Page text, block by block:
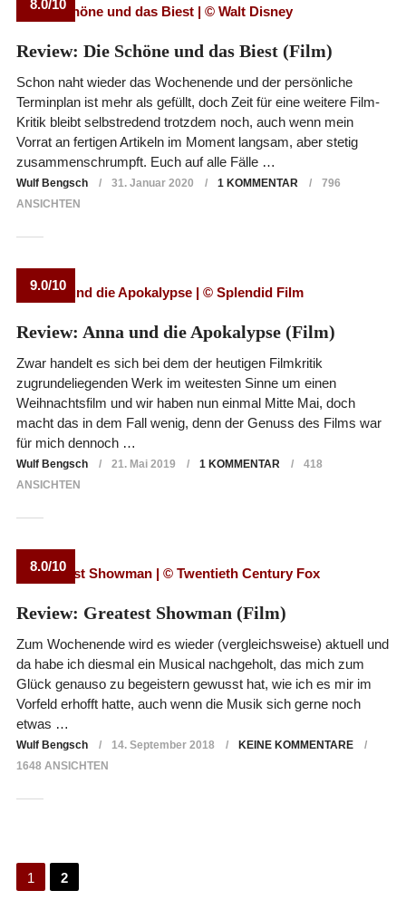
8.0/10
Review: Die Schöne und das Biest (Film)
Schon naht wieder das Wochenende und der persönliche
Terminplan ist mehr als gefüllt, doch Zeit für eine weitere Film-
Kritik bleibt selbstredend trotzdem noch, auch wenn mein
Vorrat an fertigen Artikeln im Moment langsam, aber stetig
zusammenschrumpft. Euch auf alle Fälle …
Wulf Bengsch 31. Januar 2020 1 KOMMENTAR
796
ANSICHTEN
9.0/10
Review: Anna und die Apokalypse (Film)
Zwar handelt es sich bei dem der heutigen Filmkritik
zugrundeliegenden Werk im weitesten Sinne um einen
Weihnachtsfilm und wir haben nun einmal Mitte Mai, doch
macht das in dem Fall wenig, denn der Genuss des Films war
für mich dennoch …
Wulf Bengsch 21. Mai 2019 1 KOMMENTAR
418
ANSICHTEN
8.0/10
Review: Greatest Showman (Film)
Zum Wochenende wird es wieder (vergleichsweise) aktuell und
da habe ich diesmal ein Musical nachgeholt, das mich zum
Glück genauso zu begeistern gewusst hat, wie ich es mir im
Vorfeld erhofft hatte, auch wenn die Musik sich gerne noch
etwas …
Wulf Bengsch 14. September 2018
KEINE KOMMENTARE
1648 ANSICHTEN
1 2